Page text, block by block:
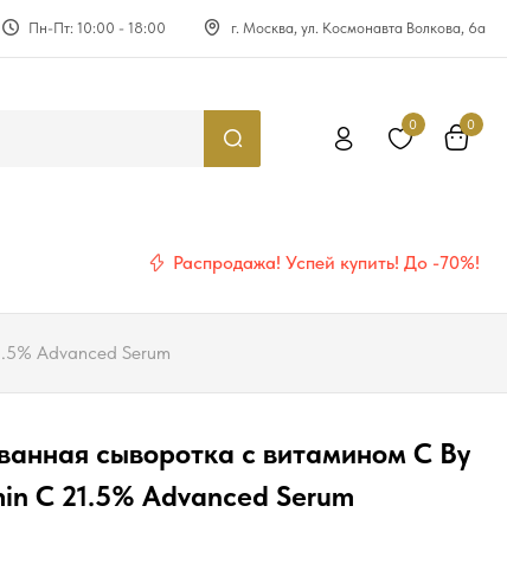
Пн-Пт: 10:00 - 18:00 г. Москва, ул. Космонавта Волкова, 6а
0 0
Распродажа! Успей купить! До -70%!
Advanced Serum
сыворотка с витамином С By
C 21.5% Advanced Serum